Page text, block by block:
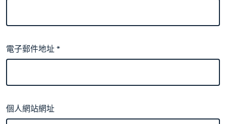
電子郵件地址*
個人網站網址